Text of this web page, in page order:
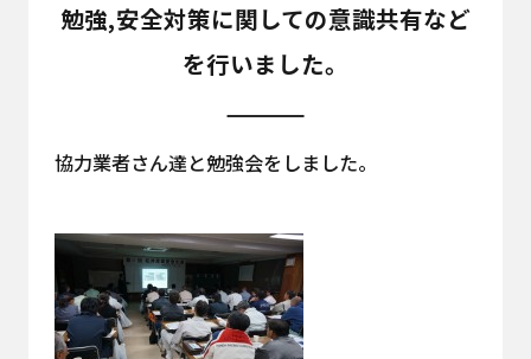
勉強,安全対策に関しての意識共有など
を行いました。
協力業者さん達と勉強会をしました。